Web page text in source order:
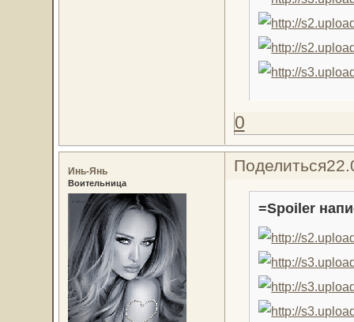
0
Поделиться
Инь-Янь
Воительница
=Spoiler